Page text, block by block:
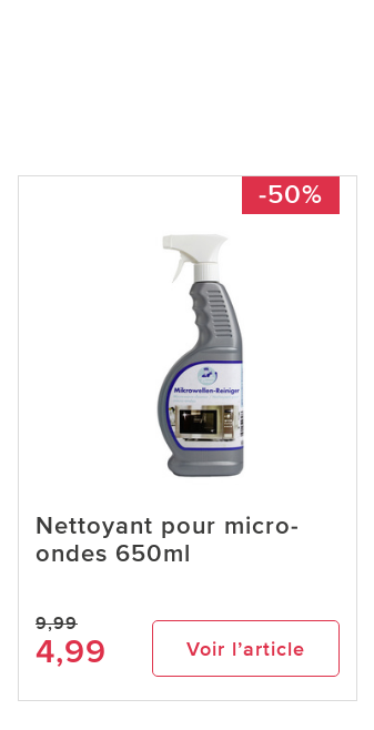
-50%
Nettoyant pour micro-
ondes 650ml
9,99
4,99 Voir l’article